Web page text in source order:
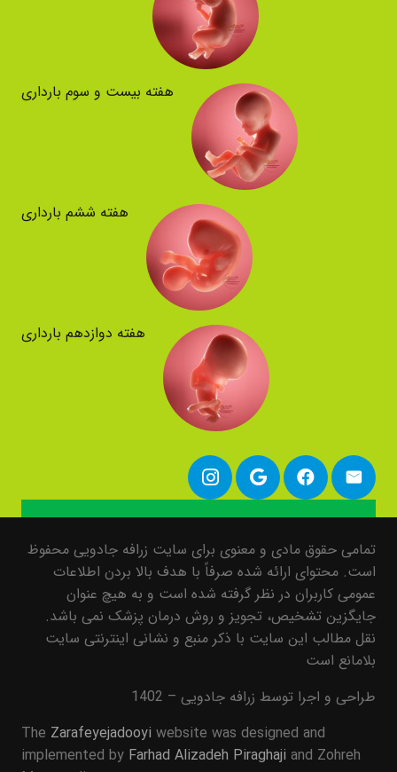
هفته بیست و سوم بارداری
هفته ششم بارداری
هفته دوازدهم بارداری
تمامی حقوق مادی و معنوی برای سایت زرافه جادویی محفوظ
است. محتوای ارائه شده صرفاً با هدف بالا بردن اطلاعات
عمومی کاربران در نظر گرفته شده است و به هیچ عنوان
جایگزین تشخیص، تجویز و روش درمان پزشک نمی باشد.
نقل مطالب این سایت با ذکر منبع و نشانی اینترنتی سایت
بلامانع است
طراحی و اجرا توسط زرافه جادویی – 1402
The Zarafeyejadooyi website was designed and
implemented by Farhad Alizadeh Piraghaji and Zohreh